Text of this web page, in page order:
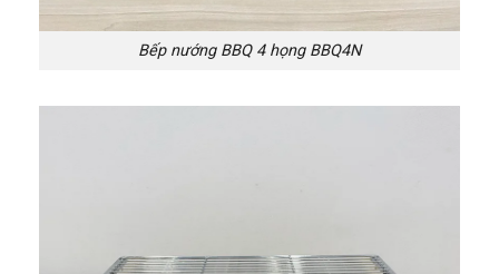
Bếp nướng BBQ 4 họng BBQ4N